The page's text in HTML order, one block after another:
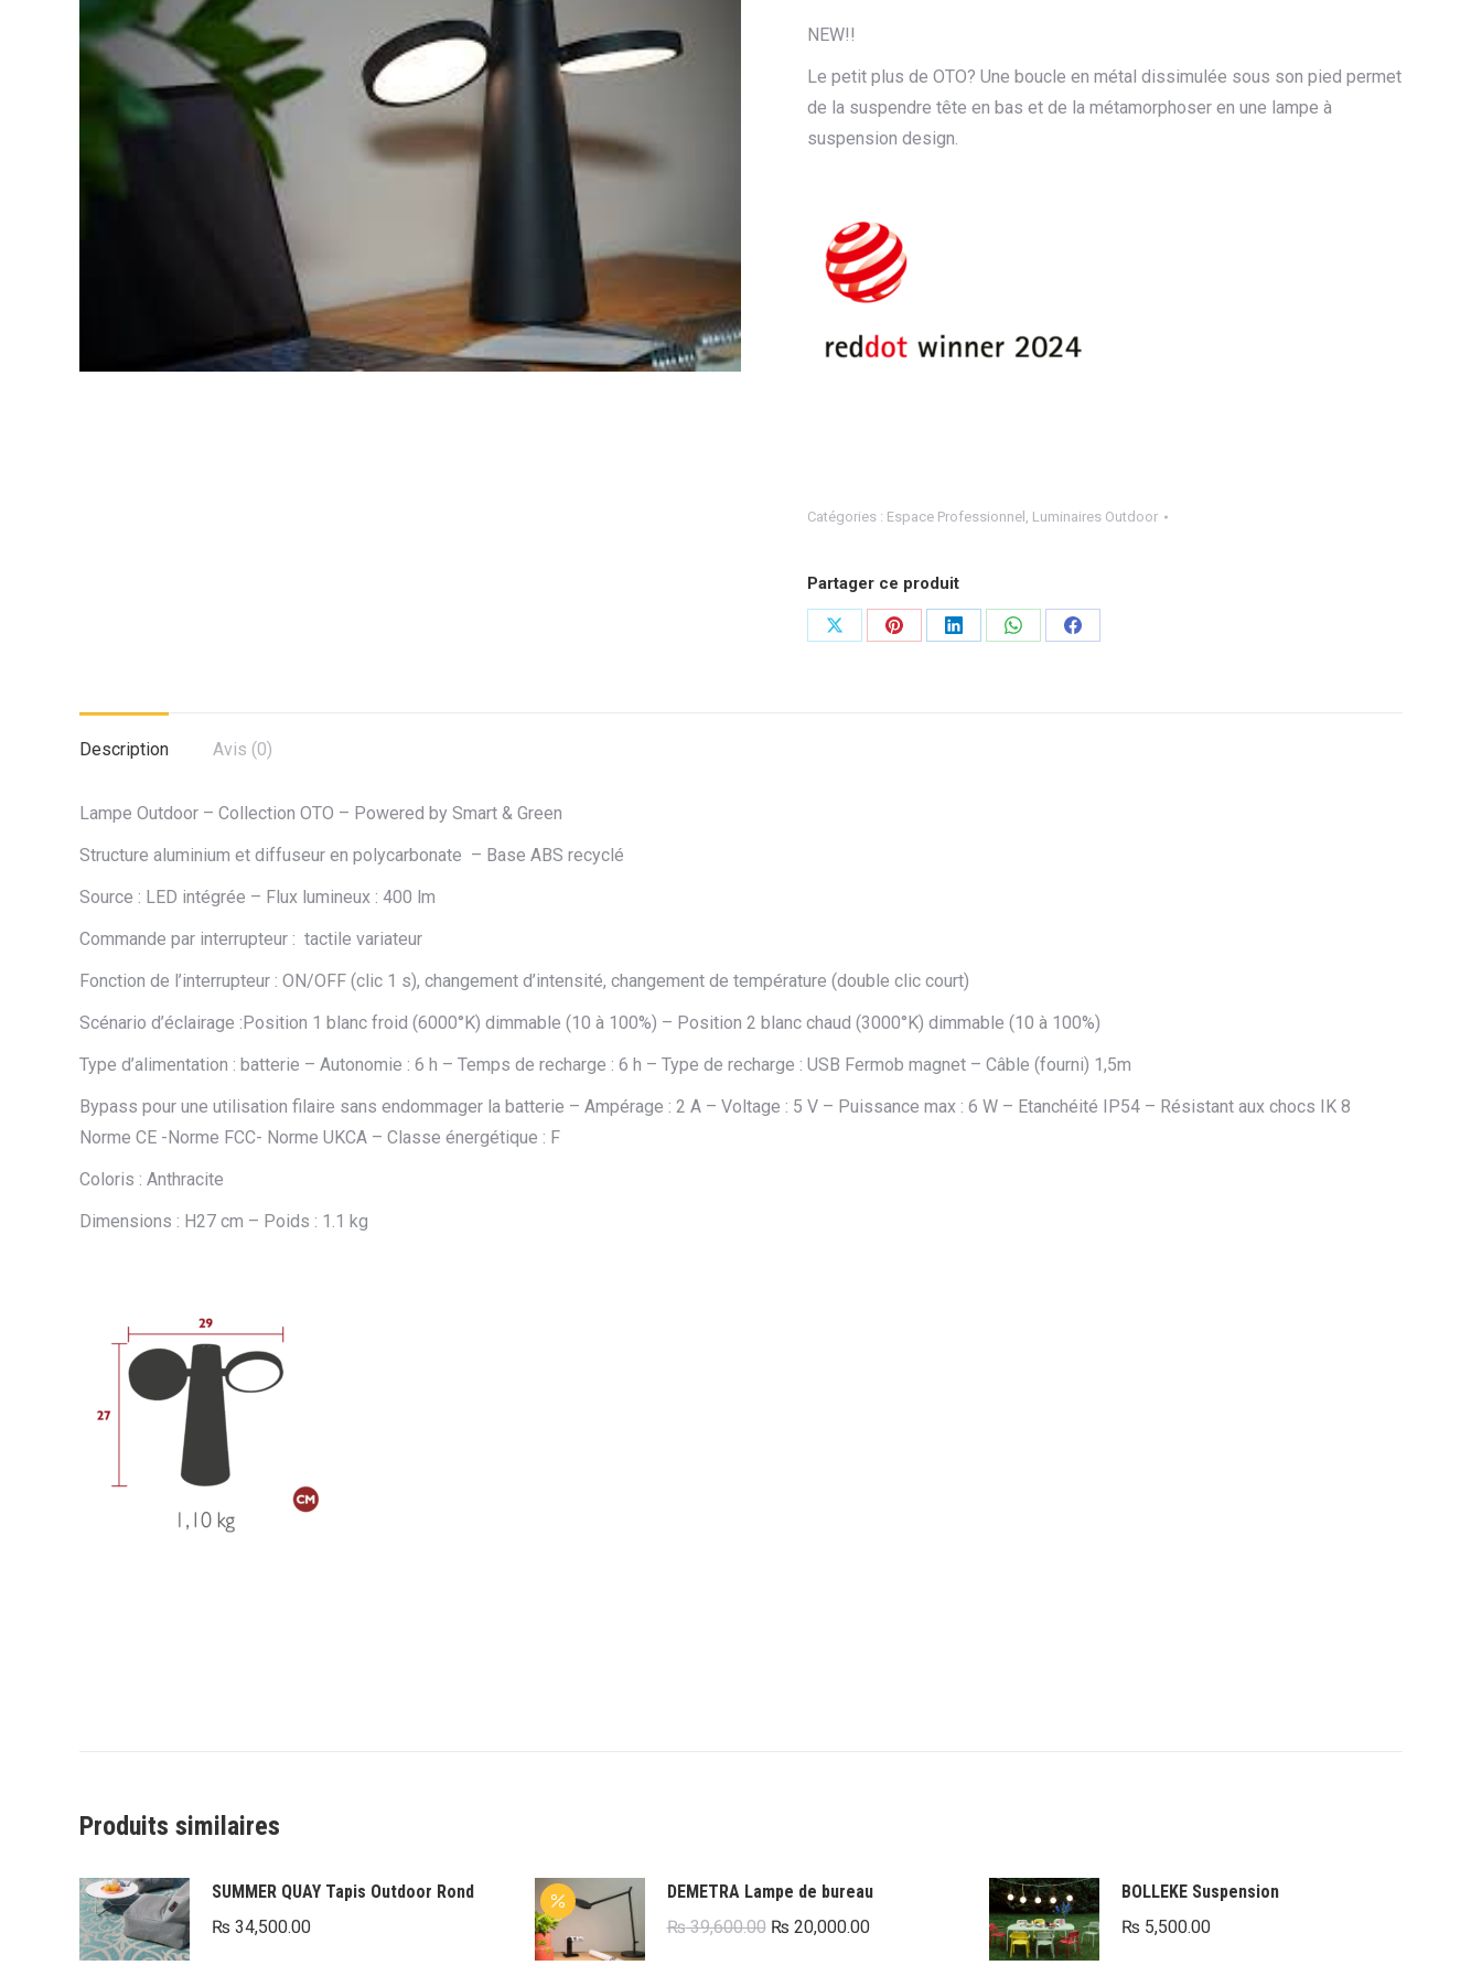
NEW!!
Le petit plus de OTO? Une boucle en métal dissimulée sous son pied permet
de la suspendre tête en bas et de la métamorphoser en une lampe à
suspension design.
Catégories : Espace Professionnel , Luminaires Outdoor
Partager ce produit
PartagerPartagerPartagerPartagerPartager
Description Avis (0)
Lampe Outdoor – Collection OTO – Powered by Smart & Green
Structure aluminium et diffuseur en polycarbonate – Base ABS recyclé
Source : LED intégrée – Flux lumineux : 400 lm
Commande par interrupteur : tactile variateur
Fonction de l’interrupteur : ON/OFF (clic 1 s), changement d’intensité, changement de température (double clic court)
Scénario d’éclairage :Position 1 blanc froid (6000°K) dimmable (10 à 100%) – Position 2 blanc chaud (3000°K) dimmable (10 à 100%)
Type d’alimentation : batterie – Autonomie : 6 h – Temps de recharge : 6 h – Type de recharge : USB Fermob magnet – Câble (fourni) 1,5m
Bypass pour une utilisation filaire sans endommager la batterie – Ampérage : 2 A – Voltage : 5 V – Puissance max : 6 W – Etanchéité IP54 – Résistant aux chocs IK 8
Norme CE -Norme FCC- Norme UKCA – Classe énergétique : F
Coloris : Anthracite
Dimensions : H27 cm – Poids : 1.1 kg
Produits similaires
SUMMER QUAY Tapis Outdoor Rond
₨ 34,500.00
DEMETRA Lampe de bureau
₨39,600.00 Le
₨ 20,000.00Le
BOLLEKE Suspension
₨ 5,500.00